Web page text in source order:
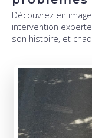
Découvrez en
intervention
son histoire, et